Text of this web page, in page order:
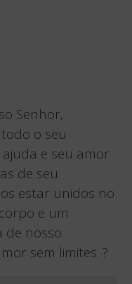
Senhor,
o seu
e seu amor
de seu
estar unidos no
e um
de nosso
sem limites. ?